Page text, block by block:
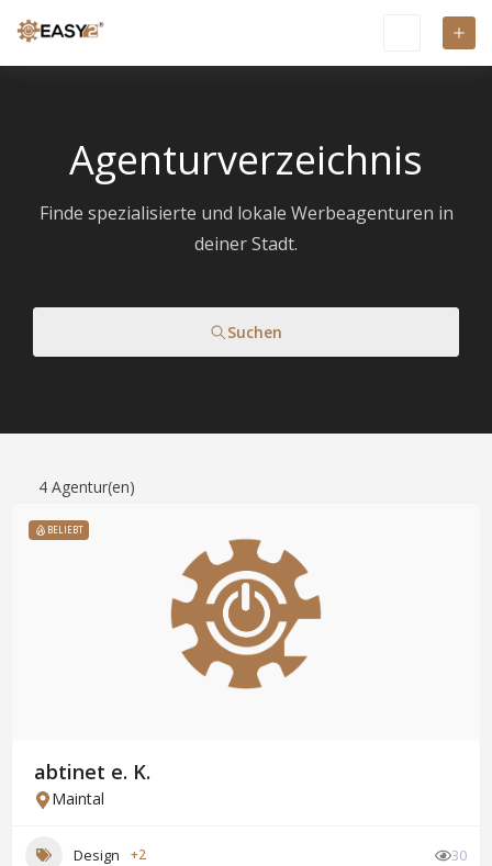
Agenturverzeichnis
Finde spezialisierte und lokale Werbeagenturen in
deiner Stadt.
Suchen
4 Agentur(en)
BELIEBT
abtinet e. K.
Maintal
Design +2 30